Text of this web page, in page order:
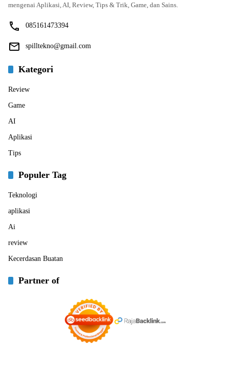
mengenai Aplikasi, AI, Review, Tips & Trik, Game, dan Sains.
085161473394
spilltekno@gmail.com
Kategori
Review
Game
AI
Aplikasi
Tips
Populer Tag
Teknologi
aplikasi
Ai
review
Kecerdasan Buatan
Partner of